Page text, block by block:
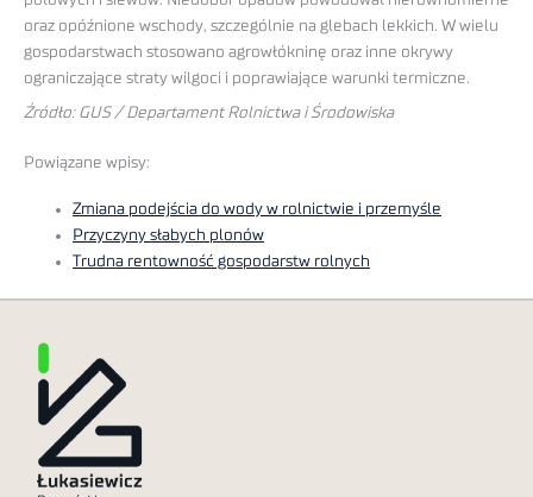
oraz opóźnione wschody, szczególnie na glebach lekkich. W wielu
gospodarstwach stosowano agrowłókninę oraz inne okrywy
ograniczające straty wilgoci i poprawiające warunki termiczne.
Źródło: GUS / Departament Rolnictwa i Środowiska
Powiązane wpisy:
Zmiana podejścia do wody w rolnictwie i przemyśle
Przyczyny słabych plonów
Trudna rentowność gospodarstw rolnych